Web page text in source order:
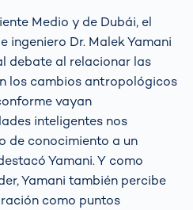
Medio y de Dubái, el
ingeniero Dr. Malek Yamani
debate al relacionar las
los cambios antropológicos
vayan
inteligentes nos
de conocimiento a un
Yamani. Y como
Yamani también percibe
como puntos